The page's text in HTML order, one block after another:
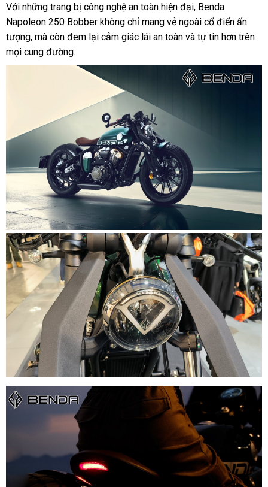
Với những trang bị công nghệ an toàn hiện đại, Benda
Napoleon 250 Bobber không chỉ mang vẻ ngoài cổ điển ấn
tượng, mà còn đem lại cảm giác lái an toàn và tự tin hơn trên
mọi cung đường.